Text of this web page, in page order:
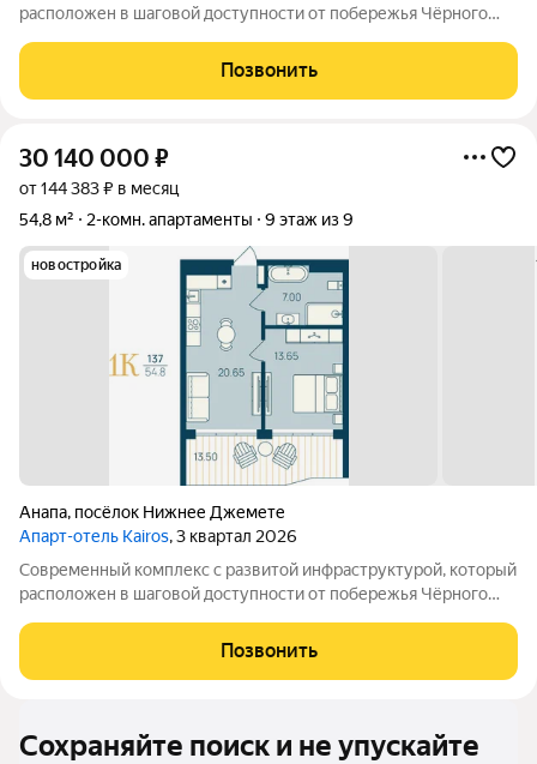
расположен в шаговой доступности от побережья Чёрного
концепцией. Инфраструктура комплекса включает: -
Всесезонный подогреваемый бассейн с
Позвонить
30 140 000 ₽
от 144 383 ₽ в месяц
54,8 м²
2-комн. апартаменты 9 этаж из 9
новостройка
Анапа, посёлок Нижнее Джемете
Апарт-отель Kairos, 3 квартал 2026
Современный комплекс с развитой инфраструктурой, который
расположен в шаговой доступности от побережья Чёрного
концепцией. Инфраструктура комплекса включает: -
Всесезонный подогреваемый бассейн с
Позвонить
Сохраняйте поиск и не упускайте